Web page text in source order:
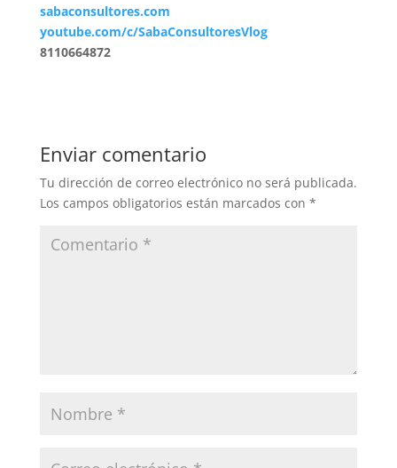
sabaconsultores.com
youtube.com/c/SabaConsultoresVlog
8110664872
Enviar comentario
Tu dirección de correo electrónico no será publicada.
Los campos obligatorios están marcados con *